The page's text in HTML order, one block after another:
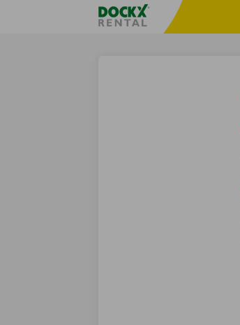
Taalselectie overslaanFratello DEMO